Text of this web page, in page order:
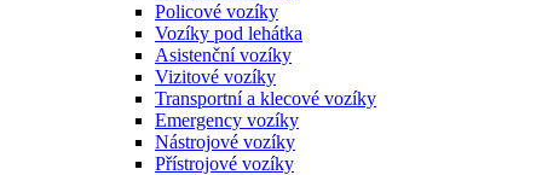
Policové vozíky
Vozíky pod lehátka
Asistenční vozíky
Vizitové vozíky
Transportní a klecové vozíky
Emergency vozíky
Nástrojové vozíky
Přístrojové vozíky